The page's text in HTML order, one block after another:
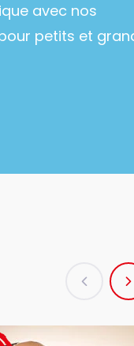
avec nos
petits et